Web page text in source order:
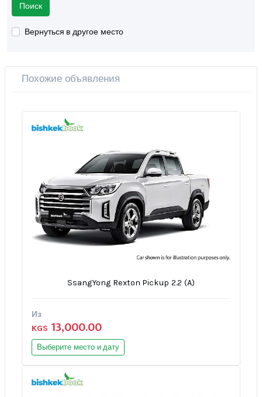
Поиск
Вернуться в другое место
Похожие объявления
SsangYong Rexton Pickup 2.2 (A)
Из
KGS 13,000.00
Выберите место и дату